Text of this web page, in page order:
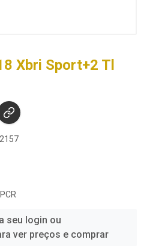
Xbri Sport+2 Tl
seu login ou
ver preços e comprar